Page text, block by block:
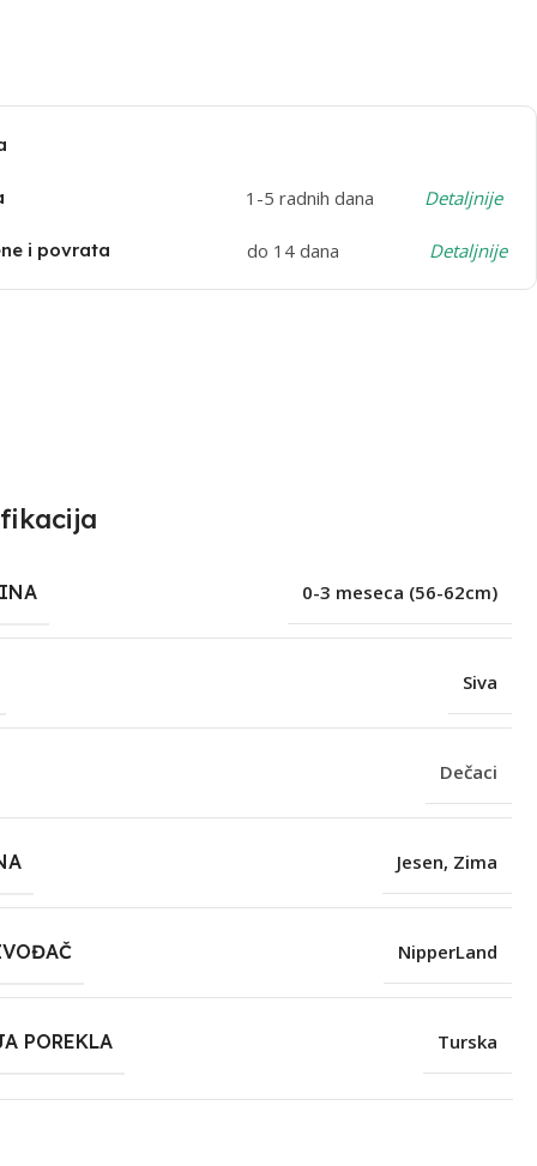
1-5 radnih dana Detaljnije
i povrata do 14 dana Detaljnije
0-3 meseca (56-62cm)
Siva
Dečaci
Jesen, Zima
NipperLand
POREKLA Turska